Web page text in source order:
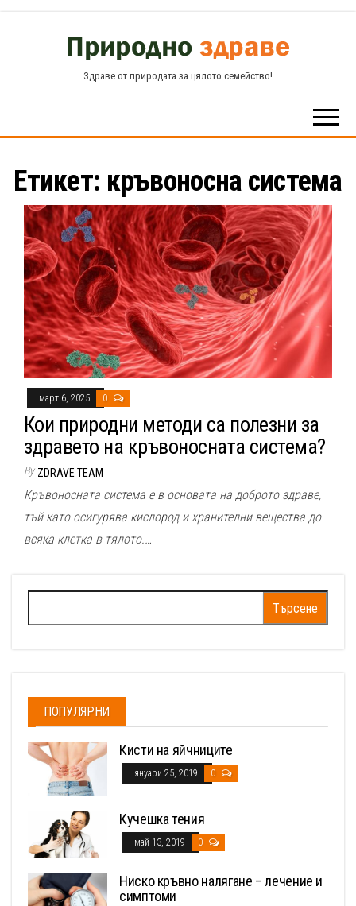
Здраве от природата за цялото семейство!
Етикет: кръвоносна система
март 6, 2025 0
Кои природни методи са полезни за
здравето на кръвоносната система?
By ZDRAVE TEAM
Кръвоносната система е в основата на доброто здраве,
тъй като осигурява кислород и хранителни вещества до
всяка клетка в тялото.…
за:
ПОПУЛЯРНИ
Кисти на яйчниците
януари 25, 2019 0
Кучешка тения
май 13, 2019 0
Ниско кръвно налягане – лечение и
симптоми